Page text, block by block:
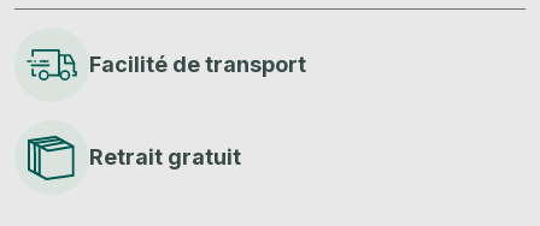
Facilité de transport
Retrait gratuit